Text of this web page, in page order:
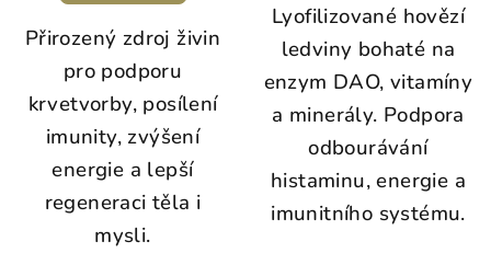
Přirozený zdroj živin
pro podporu
krvetvorby, posílení
imunity, zvýšení
energie a lepší
regeneraci těla i
mysli.
Lyofilizované hovězí
ledviny bohaté na
enzym DAO, vitamíny
a minerály. Podpora
odbourávání
histaminu, energie a
imunitního systému.